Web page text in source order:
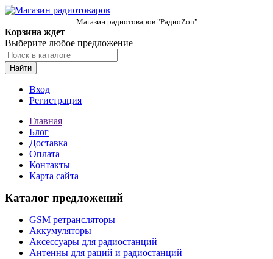
Магазин радиотоваров "РадиоZon"
Корзина ждет
Выберите любое предложение
Найти
Вход
Регистрация
Главная
Блог
Доставка
Оплата
Контакты
Карта сайта
Каталог предложений
GSM ретрансляторы
Аккумуляторы
Аксессуары для радиостанций
Антенны для раций и радиостанций